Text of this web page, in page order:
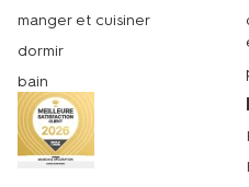
manger et cuisiner
dormir
bain